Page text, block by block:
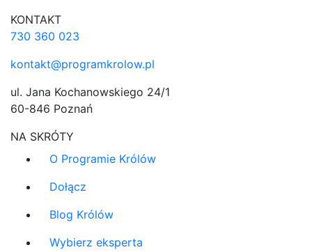
KONTAKT
730 360 023
kontakt@programkrolow.pl
ul. Jana Kochanowskiego 24/1
60-846 Poznań
NA SKRÓTY
O Programie Królów
Dołącz
Blog Królów
Wybierz eksperta